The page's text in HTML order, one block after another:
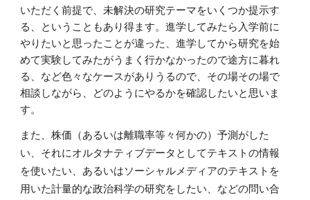
いただく前提で、未解決の研究テーマをいくつか提示す
る、ということもあり得ます。進学してみたら入学前に
やりたいと思ったことが違った、進学してから研究を始
めて実験してみたがうまく行かなかったので途方に暮れ
る、など色々なケースがありうるので、その場その場で
相談しながら、どのようにやるかを確認したいと思いま
す。
また、株価（あるいは離職率等々何かの）予測がした
い、それにオルタナティブデータとしてテキストの情報
を使いたい、あるいはソーシャルメディアのテキストを
用いた計量的な政治科学の研究をしたい、などの問い合